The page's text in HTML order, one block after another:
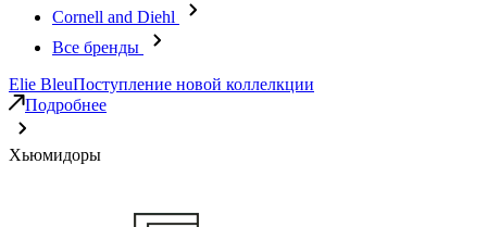
Cornell and Diehl
Все бренды
Elie BleuПоступление новой коллелкции
Подробнее
Хьюмидоры